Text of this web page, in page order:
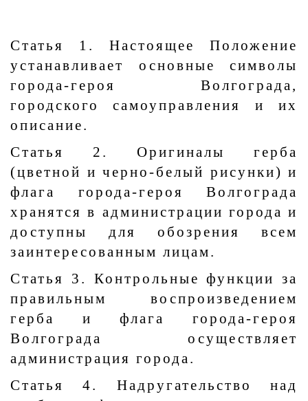
Статья 1. Настоящее Положение
устанавливает основные символы
города-героя Волгограда,
городского самоуправления и их
описание.
Статья 2. Оригиналы герба
(цветной и черно-белый рисунки) и
флага города-героя Волгограда
хранятся в администрации города и
доступны для обозрения всем
заинтересованным лицам.
Статья 3. Контрольные функции за
правильным воспроизведением
герба и флага города-героя
Волгограда осуществляет
администрация города.
Статья 4. Надругательство над